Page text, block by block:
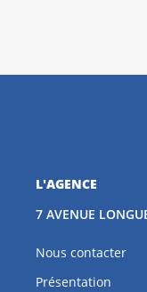
L'AGENCE
7 AVENUE
Nous contacter
Présentation